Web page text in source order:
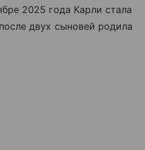
2025 года Карли стала
двух сыновей родила